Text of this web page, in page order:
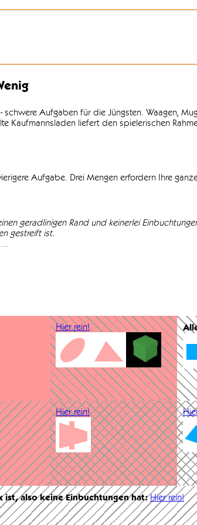
Aufgaben für die Jüngsten. Waagen,
Kaufmannsladen liefert den spielerischen
Aufgabe. Drei Mengen erfordern Ihre
geradlinigen Rand und keinerlei
gestreift ist.
Hier rein!
Hier rein!
ist, also keine Einbuchtungen hat:Hier rein!